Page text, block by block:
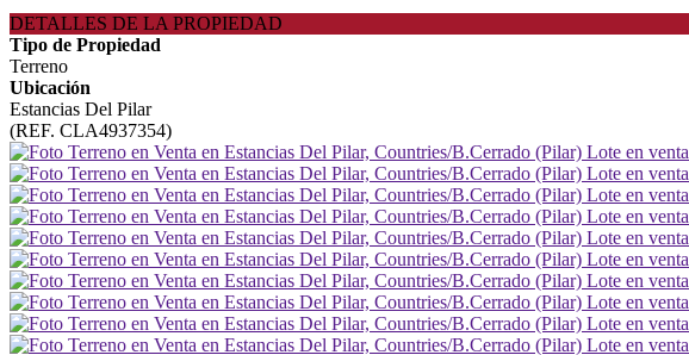
DETALLES DE LA PROPIEDAD
Tipo de Propiedad
Terreno
Ubicación
Estancias Del Pilar
(REF. CLA4937354)